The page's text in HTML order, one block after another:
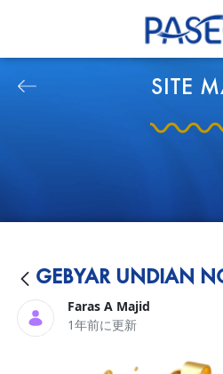
SITE
GEBYAR UNDIAN
Faras A Majid
1年前に更新